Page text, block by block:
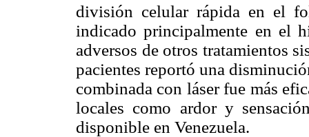
división celular rápida en el
indicado principalmente en el
adversos de otros tratamientos
pacientes reportó una
combinada con láser fue más
locales como ardor y
disponible en Venezuela.